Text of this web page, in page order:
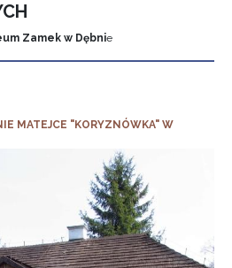
Zamek w Dębnie
MATEJCE "KORYZNÓWKA" W